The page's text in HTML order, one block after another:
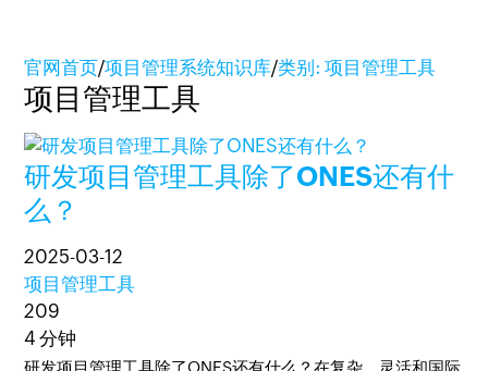
官网首页/项目管理系统知识库/类别: 项目管理工具
项目管理工具
研发项目管理工具除了ONES还有什
么？
2025-03-12
项目管理工具
209
4 分钟
研发项目管理工具除了ONES还有什么？在复杂、灵活和国际